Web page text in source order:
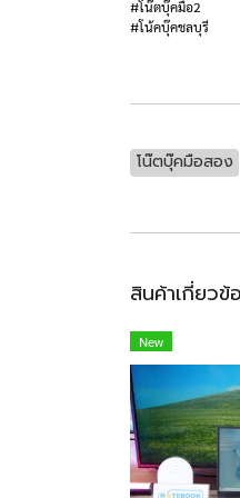
#โน๊ตบุ๊คมือ2
#โน้คบุ๊คชลบุรี
โน๊ตบุ๊คมือสอง
สินค้าเกี่ยวข้
New